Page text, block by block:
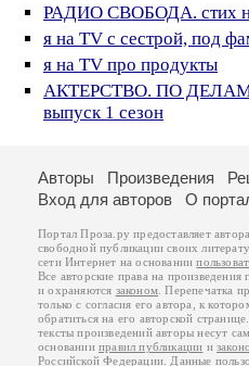
РАДИО СВОБОДА. стих
я на TV с сестрой, под
я на TV про продукты
АКТЕРСТВО. ПО
выпуск 1 сезон
Авторы Произведения
Вход для авторов
О
Портал Проза.ру предоставляет
свободной публикации своих
сети Интернет на основании
Все авторские права на произведения
и охраняются законом . Перепечатка
только с согласия его автора, к
обратиться на его авторской
тексты произведений авторы несут
основанииправил публикации и
Российской Федерации . Данные